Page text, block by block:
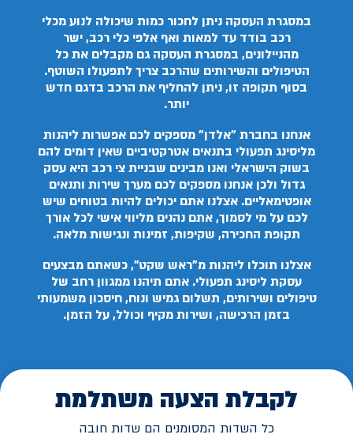
במסגרת העסקה ניתן לחכור כמות שיכולה לנוע מכלי
רכב בודד עד למאות ואף אלפי כלי רכב, ישר
מהניילונים, במסגרת העסקה גם מקבלים את כל
הטיפולים והשירותים שהרכב צריך לתפעולו השוטף.
בסוף תקופה זו, ניתן להחליף את הרכב בדגם חדש
יותר.
אנחנו בחברת "אלדן" מספקים לכם אפשרות ליהנות
מליסינג תפעולי בתנאים אטרקטיביים שאין דומים להם
בשוק הישראלי ואנו מבינים שבניית צי רכב היא עסק
גדול ולכן אנחנו מספקים לכם מערך שירות ותנאים
אופטימאליים. אצלנו אתם יכולים להיות בטוחים שיש
לכם על מי לסמוך, אתם נהנים מליווי אישי לכל אורך
תקופת החכירה, שקיפות, זמינות ונגישות מלאה.
אצלנו תוכלו ליהנות מ"ראש שקט", כשאתם מבצעים
עסקת ליסינג תפעולי. אתם תיהנו ממגוון רחב של
טיפולים ושירותים, תשלום גמיש ונוח, חיסכון משמעותי
בזמן הרכישה, ושירות מקיף וכולל, על הזמן.
לקבלת הצעה משתלמת
כל השדות המסומנים הם שדות חובה